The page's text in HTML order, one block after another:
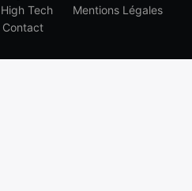
Tech
Mentions Légales
Contact